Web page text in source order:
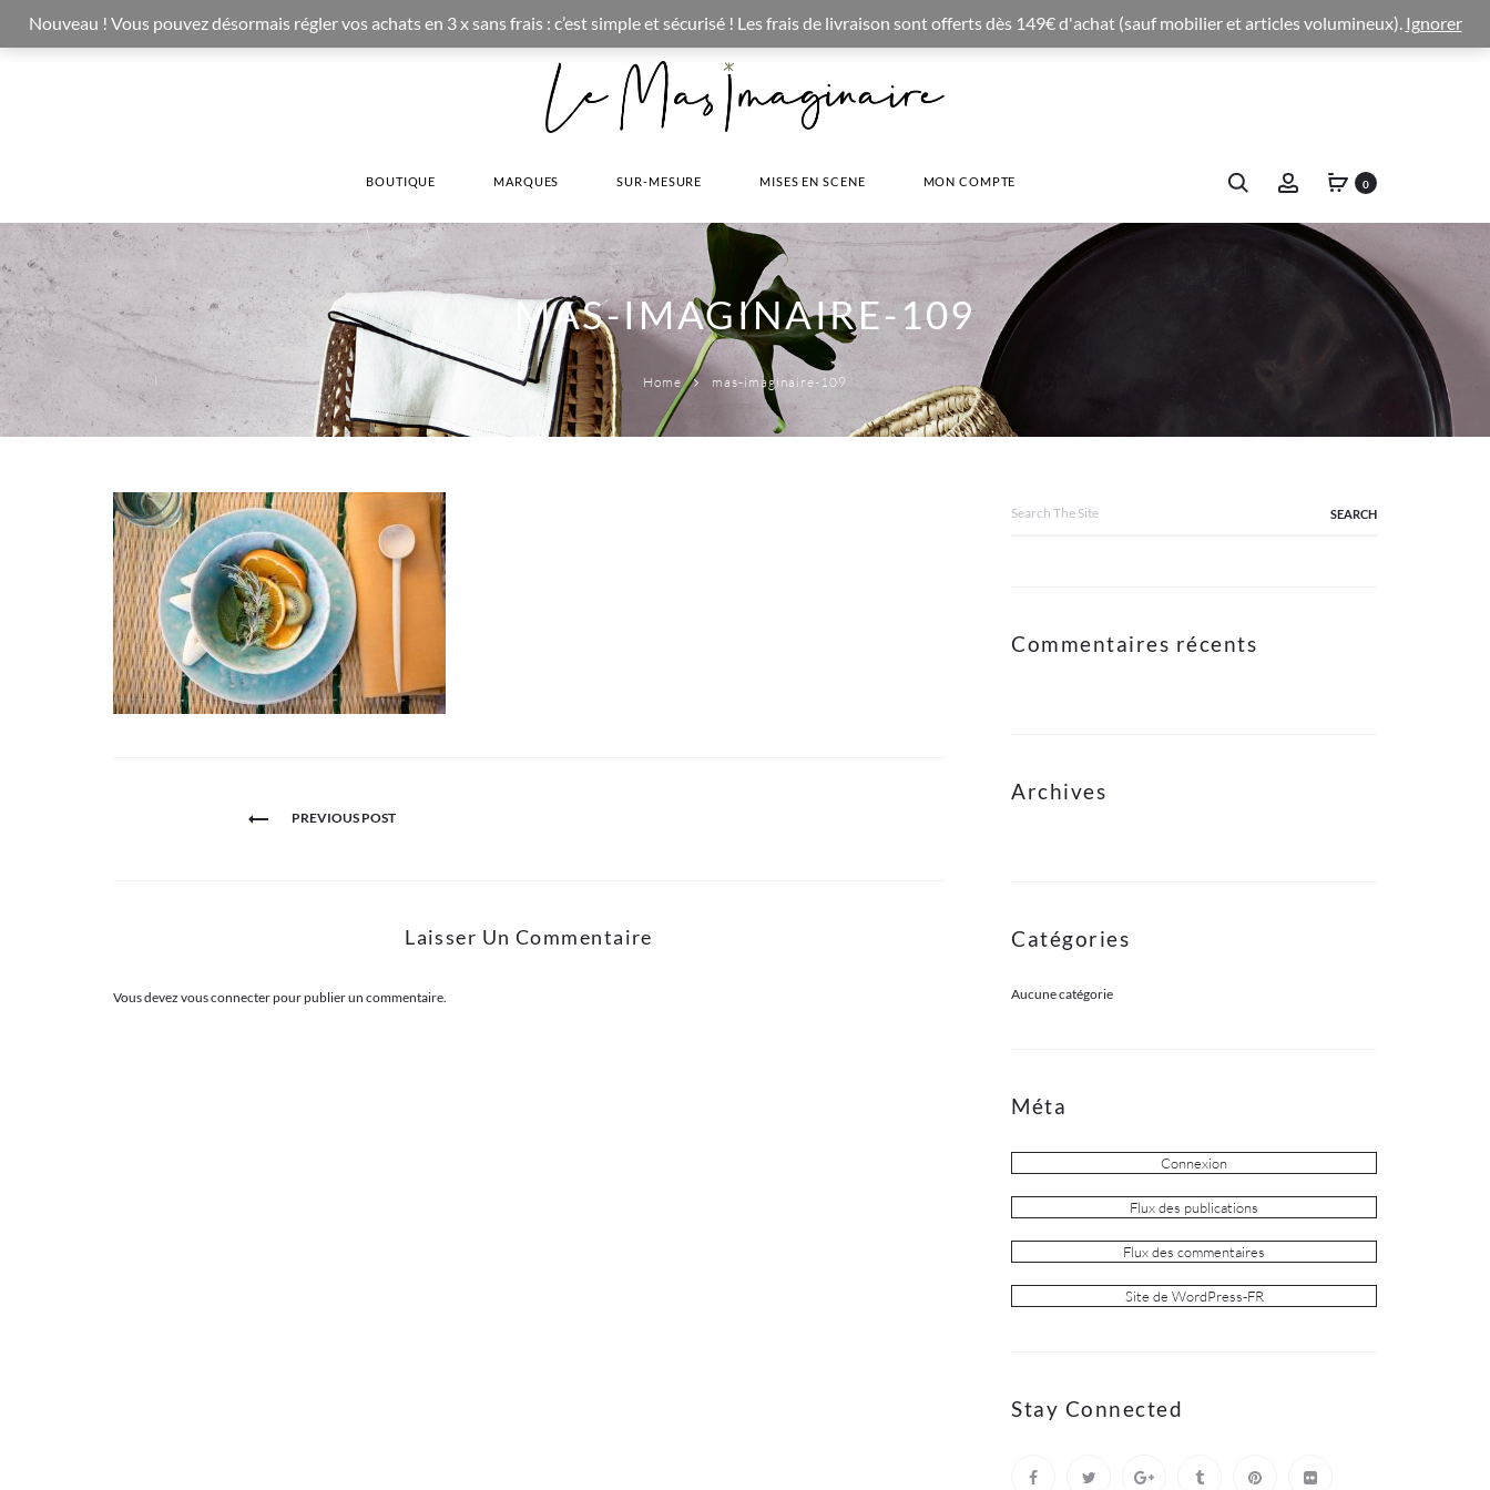
CONCEPT STORE BOHEME & DECORATION D'INTERIEUR
BOUTIQUE MARQUES SUR-MESURE MISES EN SCENE MON COMPTE 0
MAS-IMAGINAIRE-109
Home mas-imaginaire-109
PREVIOUS POST
Laisser Un Commentaire
Vous devez vous connecterpour publier un commentaire.
for:
Commentaires récents
Archives
Catégories
Aucune catégorie
Méta
Connexion
Flux des publications
Flux des commentaires
Site de WordPress-FR
Stay Connected
Nouveau ! Vous pouvez désormais régler vos achats en 3 x sans frais : c’est simple et sécurisé ! Les frais de livraison sont offerts dès 149€ d'achat (sauf mobilier et articles volumineux). Ignorer